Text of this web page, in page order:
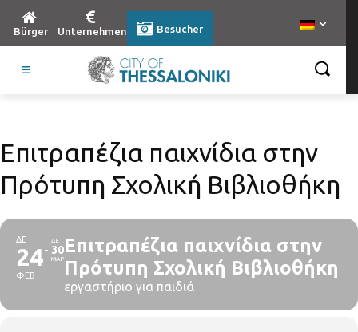
Bürger Unternehmen Besucher
Επιτραπέζια παιχνίδια στην
Πρότυπη Σχολική Βιβλιοθήκη
ΔΕ
24
ΦΕΒ
ΔΕ
30
ΜΑΡ
Επιτραπέζια παιχνίδια στην
Πρότυπη Σχολική Βιβλιοθήκη
εργαστήριο για παιδιά